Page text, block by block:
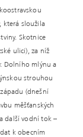
která sloužila
Skotnice
ulici), za níž
Dolního mlýnu a
strouhou
(dnešní
měšťanských
další vodní tok –
k obecním